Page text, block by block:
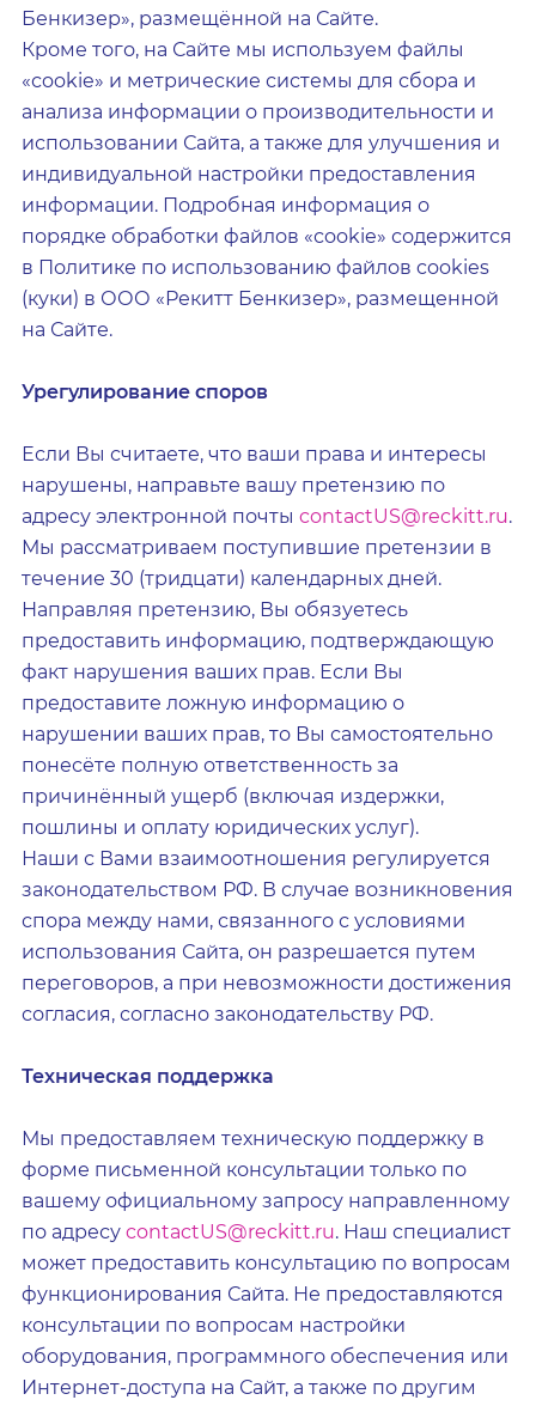
Бенкизер», размещённой на Сайте.
Кроме того, на Сайте мы используем файлы
«сookie» и метрические системы для сбора и
анализа информации о производительности и
использовании Сайта, а также для улучшения и
индивидуальной настройки предоставления
информации. Подробная информация о
порядке обработки файлов «сookie» содержится
в Политике по использованию файлов cookies
(куки) в ООО «Рекитт Бенкизер», размещенной
на Сайте.
Урегулирование споров
Если Вы считаете, что ваши права и интересы
нарушены, направьте вашу претензию по
адресу электронной почты contactUS@reckitt.ru.
Мы рассматриваем поступившие претензии в
течение 30 (тридцати) календарных дней.
Направляя претензию, Вы обязуетесь
предоставить информацию, подтверждающую
факт нарушения ваших прав. Если Вы
предоставите ложную информацию о
нарушении ваших прав, то Вы самостоятельно
понесёте полную ответственность за
причинённый ущерб (включая издержки,
пошлины и оплату юридических услуг).
Наши с Вами взаимоотношения регулируется
законодательством РФ. В случае возникновения
спора между нами, связанного с условиями
использования Сайта, он разрешается путем
переговоров, а при невозможности достижения
согласия, согласно законодательству РФ.
Техническая поддержка
Мы предоставляем техническую поддержку в
форме письменной консультации только по
вашему официальному запросу направленному
по адресу contactUS@reckitt.ru. Наш специалист
может предоставить консультацию по вопросам
функционирования Сайта. Не предоставляются
консультации по вопросам настройки
оборудования, программного обеспечения или
Интернет-доступа на Сайт, а также по другим